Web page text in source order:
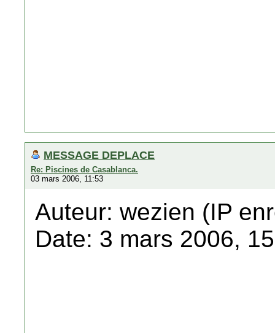
MESSAGE DEPLACE
Re: Piscines de Casablanca.
03 mars 2006, 11:53
Auteur: wezien (IP
Date: 3 mars 2006,